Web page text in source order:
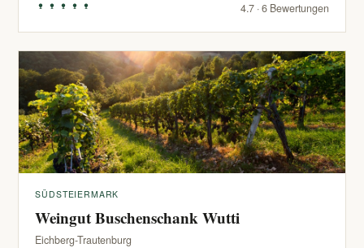
4.7 · 6 Bewertungen
SÜDSTEIERMARK
Weingut Buschenschank Wutti
Eichberg-Trautenburg